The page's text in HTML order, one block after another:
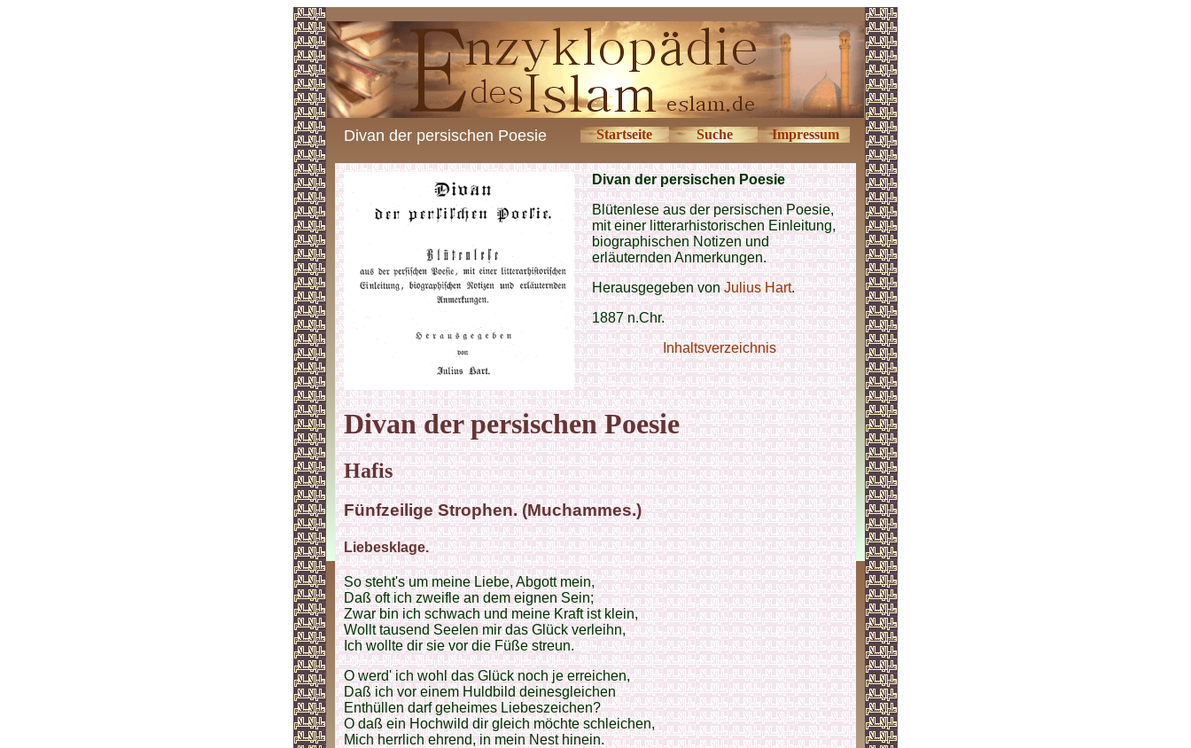
Divan der persischen Poesie Startseite Suche Impressum
Divan der persischen Poesie
Blütenlese aus der persischen Poesie,
mit einer litterarhistorischen Einleitung,
biographischen Notizen und
erläuternden Anmerkungen.
Herausgegeben vonJulius Hart.
1887 n.Chr.
Inhaltsverzeichnis
Divan der persischen Poesie
Hafis
Fünfzeilige Strophen. (Muchammes.)
Liebesklage.
So steht's um meine Liebe, Abgott mein,
Daß oft ich zweifle an dem eignen Sein;
Zwar bin ich schwach und meine Kraft ist klein,
Wollt tausend Seelen mir das Glück verleihn,
Ich wollte dir sie vor die Füße streun.
O werd' ich wohl das Glück noch je erreichen,
Daß ich vor einem Huldbild deinesgleichen
Enthüllen darf geheimes Liebeszeichen?
O daß ein Hochwild dir gleich möchte schleichen,
Mich herrlich ehrend, in mein Nest hinein.